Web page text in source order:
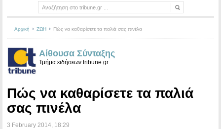
Αρχική ΖΩΗ Πώς να καθαρίσετε τα παλιά σας πινέλα
Αίθουσα Σύνταξης
Τμήμα ειδήσεων tribune.gr
Πώς να καθαρίσετε τα παλιά
σας πινέλα
3 February 2014 , 18:29